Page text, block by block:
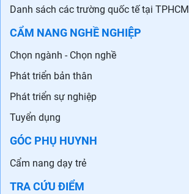
Danh sách các trường quốc tế tại TPHCM
CẨM NANG NGHỀ NGHIỆP
Chọn ngành - Chọn nghề
Phát triển bản thân
Phát triển sự nghiệp
Tuyển dụng
GÓC PHỤ HUYNH
Cẩm nang dạy trẻ
TRA CỨU ĐIỂM